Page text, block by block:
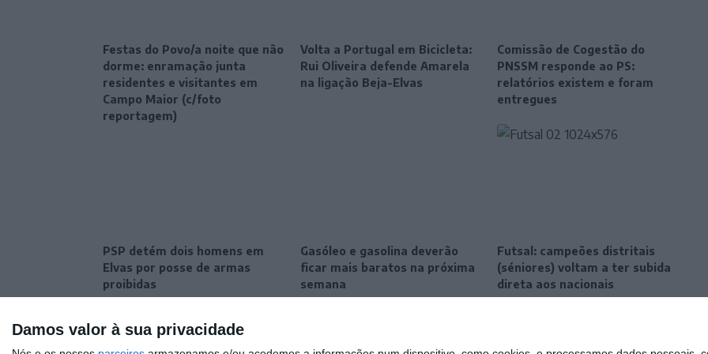
Damos valor à sua privacidade
Festas do Povo/a noite que não
dorme: enramação junta
residentes e visitantes em
Campo Maior (c/foto
reportagem)
Volta a Portugal em Bicicleta:
Rui Oliveira defende Amarela
na ligação Beja-Elvas
Comissão de Cogestão do
PNSSM responde ao PS:
relatórios existem e foram
entregues
PSP detém dois homens em
Elvas por posse de armas
proibidas
Gasóleo e gasolina deverão
ficar mais baratos na próxima
semana
Futsal: campeões distritais
(séniores) voltam a ter subida
direta aos nacionais